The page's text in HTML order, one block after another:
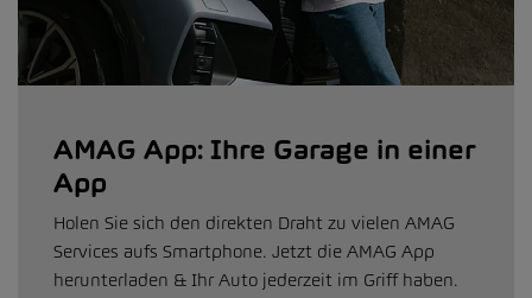
AMAG App: Ihre Garage in einer
App
Holen Sie sich den direkten Draht zu vielen AMAG
Services aufs Smartphone. Jetzt die AMAG App
herunterladen & Ihr Auto jederzeit im Griff haben.